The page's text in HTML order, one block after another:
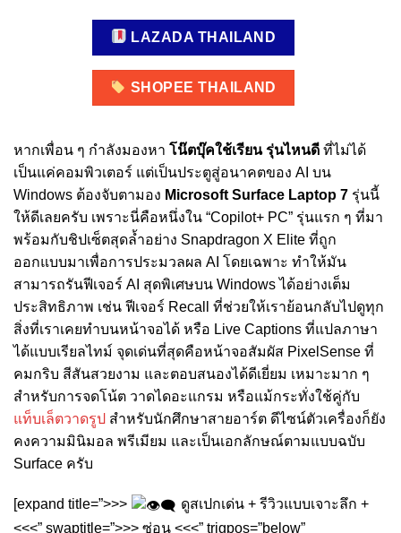
LAZADA THAILAND
SHOPEE THAILAND
หากเพื่อน ๆ กำลังมองหา โน๊ตบุ๊คใช้เรียน รุ่นไหนดี ที่ไม่ได้
เป็นแค่คอมพิวเตอร์ แต่เป็นประตูสู่อนาคตของ AI บน
Windows ต้องจับตามอง Microsoft Surface Laptop 7 รุ่นนี้
ให้ดีเลยครับ เพราะนี่คือหนึ่งใน “Copilot+ PC” รุ่นแรก ๆ ที่มา
พร้อมกับชิปเซ็ตสุดล้ำอย่าง Snapdragon X Elite ที่ถูก
ออกแบบมาเพื่อการประมวลผล AI โดยเฉพาะ ทำให้มัน
สามารถรันฟีเจอร์ AI สุดพิเศษบน Windows ได้อย่างเต็ม
ประสิทธิภาพ เช่น ฟีเจอร์ Recall ที่ช่วยให้เราย้อนกลับไปดูทุก
สิ่งที่เราเคยทำบนหน้าจอได้ หรือ Live Captions ที่แปลภาษา
ได้แบบเรียลไทม์ จุดเด่นที่สุดคือหน้าจอสัมผัส PixelSense ที่
คมกริบ สีสันสวยงาม และตอบสนองได้ดีเยี่ยม เหมาะมาก ๆ
สำหรับการจดโน้ต วาดไดอะแกรม หรือแม้กระทั่งใช้คู่กับ
แท็บเล็ตวาดรูป สำหรับนักศึกษาสายอาร์ต ดีไซน์ตัวเครื่องก็ยัง
คงความมินิมอล พรีเมียม และเป็นเอกลักษณ์ตามแบบฉบับ
Surface ครับ
[expand title=”>>>
ดูสเปกเด่น + รีวิวแบบเจาะลึก +
<<<” swaptitle=”>>> ซ่อน <<<” trigpos=”below”